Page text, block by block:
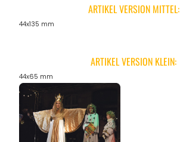
ARTIKEL VERSION MITTEL:
44x135 mm
ARTIKEL VERSION KLEIN:
44x65 mm